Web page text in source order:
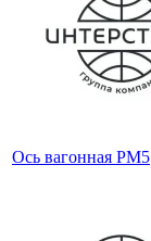
Ось вагонная РМ5